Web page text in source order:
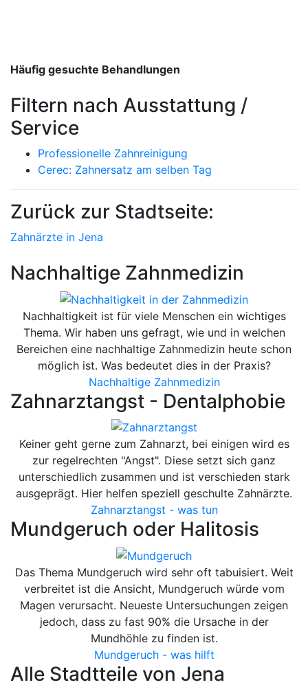
Häufig gesuchte Behandlungen
Filtern nach Ausstattung /
Service
Professionelle Zahnreinigung
Cerec: Zahnersatz am selben Tag
Zurück zur Stadtseite:
Zahnärzte in Jena
Nachhaltige Zahnmedizin
Nachhaltigkeit ist für viele Menschen ein wichtiges
Thema. Wir haben uns gefragt, wie und in welchen
Bereichen eine nachhaltige Zahnmedizin heute schon
möglich ist. Was bedeutet dies in der Praxis?
Nachhaltige Zahnmedizin
Zahnarztangst - Dentalphobie
Keiner geht gerne zum Zahnarzt, bei einigen wird es
zur regelrechten "Angst". Diese setzt sich ganz
unterschiedlich zusammen und ist verschieden stark
ausgeprägt. Hier helfen speziell geschulte Zahnärzte.
Zahnarztangst - was tun
Mundgeruch oder Halitosis
Das Thema Mundgeruch wird sehr oft tabuisiert. Weit
verbreitet ist die Ansicht, Mundgeruch würde vom
Magen verursacht. Neueste Untersuchungen zeigen
jedoch, dass zu fast 90% die Ursache in der
Mundhöhle zu finden ist.
Mundgeruch - was hilft
Alle Stadtteile von Jena